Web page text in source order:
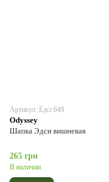
Артикул: Едсі 649
Odyssey
Шапка Эдси вишневая
265 грн
В наличии